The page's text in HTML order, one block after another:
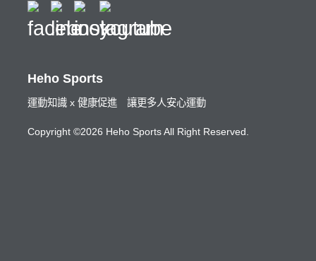
Heho Sports
運動知識 x 健康促進 讓更多人安心運動
Copyright ©2026 Heho Sports All Right Reserved.